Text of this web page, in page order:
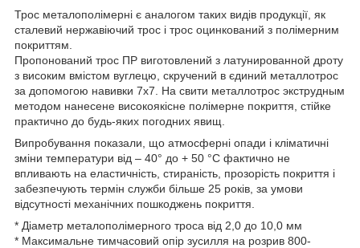
Трос металополімерні є аналогом таких видів продукції, як
сталевий нержавіючий трос і трос оцинкований з полімерним
покриттям.
Пропонований трос ПР виготовлений з латунированной дроту
з високим вмістом вуглецю, скручений в єдиний металлотрос
за допомогою навивки 7x7. На свити металлотрос экструдным
методом нанесене високоякісне полімерне покриття, стійке
практично до будь-яких погодних явищ.
Випробування показали, що атмосферні опади і кліматичні
зміни температури від – 40° до + 50 °С фактично не
впливають на еластичність, стираність, прозорість покриття і
забезпечують термін служби більше 25 років, за умови
відсутності механічних пошкоджень покриття.
* Діаметр металополімерного троса від 2,0 до 10,0 мм
* Максимальне тимчасовий опір зусилля на розрив 800-